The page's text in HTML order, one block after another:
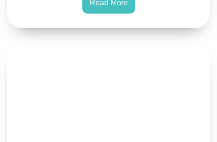
Read More